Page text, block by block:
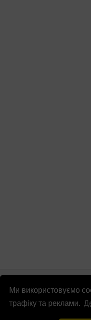
Ми використовуємо
трафіку та реклами.
© Патріоти України 2026
info